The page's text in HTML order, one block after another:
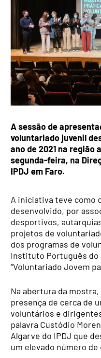
A sessão de
voluntariado juvenil
ano de 2021 na região
segunda-feira, na
IPDJ em Faro.
A iniciativa teve como
desenvolvido, por
desportivos,
projetos de
dos programas de
Instituto Português do
“Voluntariado Jovem
Na abertura da
presença de cerca de
voluntários e
palavra Custódio
Algarve do IPDJ que
um elevado número